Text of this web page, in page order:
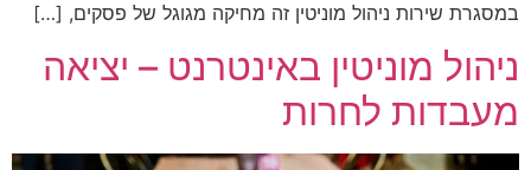
במסגרת שירות ניהול מוניטין זה מחיקה מגוגל של פסקים, […]
ניהול מוניטין באינטרנט – יציאה
מעבדות לחרות